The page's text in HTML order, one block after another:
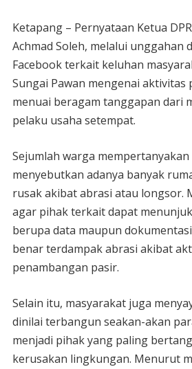
Ketapang – Pernyataan Ketua
Achmad Soleh, melalui unggahan
Facebook terkait keluhan
Sungai Pawan mengenai aktivitas
menuai beragam tanggapan dari
pelaku usaha setempat.
Sejumlah warga
menyebutkan adanya banyak
rusak akibat abrasi atau longsor.
agar pihak terkait dapat
berupa data maupun
benar terdampak abrasi akibat
penambangan pasir.
Selain itu, masyarakat juga
dinilai terbangun seakan-akan
menjadi pihak yang paling
kerusakan lingkungan. Menurut